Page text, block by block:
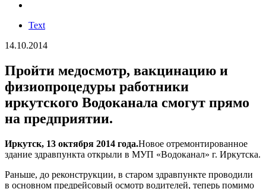
Text
14.10.2014
Пройти медосмотр, вакцинацию и
физиопроцедуры работники
иркутского Водоканала смогут прямо
на предприятии.
Иркутск, 13 октября 2014 года.Новое отремонтированное
здание здравпункта открыли в МУП «Водоканал» г. Иркутска.
Раньше, до реконструкции, в старом здравпункте проводили
в основном предрейсовый осмотр водителей, теперь помимо